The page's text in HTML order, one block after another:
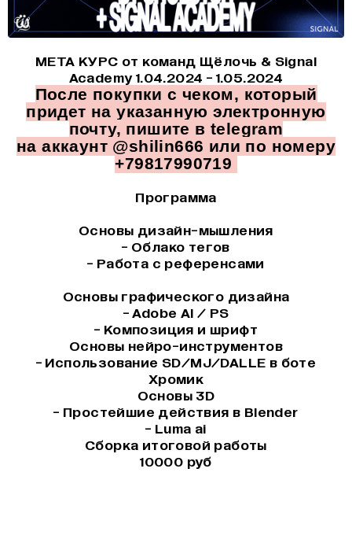
МЕТА КУРС от команд Щёлочь & Signal
Academy 1.04.2024 - 1.05.2024
После покупки с чеком, который
придет на указанную электронную
почту, пишите в telegram
на аккаунт @shilin666 или по номеру
+79817990719
Программа
Основы дизайн-мышления
- Облако тегов
- Работа с референсами
Основы графического дизайна
- Adobe AI / PS
- Композиция и шрифт
Основы нейро-инструментов
- Использование SD/MJ/DALLE в боте
Хромик
Основы 3D
- Простейшие действия в Blender
- Luma ai
Сборка итоговой работы
10000 руб